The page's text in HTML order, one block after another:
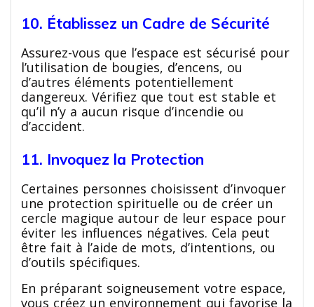
10. Établissez un Cadre de Sécurité
Assurez-vous que l’espace est sécurisé pour
l’utilisation de bougies, d’encens, ou
d’autres éléments potentiellement
dangereux. Vérifiez que tout est stable et
qu’il n’y a aucun risque d’incendie ou
d’accident.
11. Invoquez la Protection
Certaines personnes choisissent d’invoquer
une protection spirituelle ou de créer un
cercle magique autour de leur espace pour
éviter les influences négatives. Cela peut
être fait à l’aide de mots, d’intentions, ou
d’outils spécifiques.
En préparant soigneusement votre espace,
vous créez un environnement qui favorise la